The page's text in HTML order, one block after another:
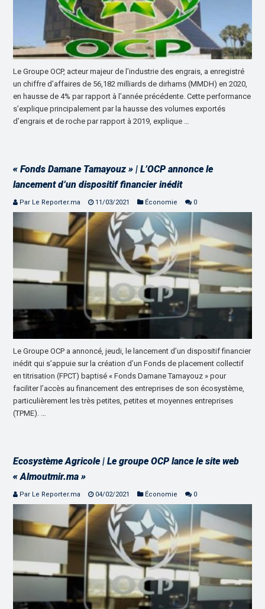
Le Groupe OCP, acteur majeur de l’industrie des engrais, a enregistré
un chiffre d’affaires de 56,182 milliards de dirhams (MMDH) en 2020,
en hausse de 4% par rapport à l’année précédente. Cette performance
s’explique principalement par la hausse des volumes exportés
d’engrais et de roche par rapport à 2019, explique …
« Fonds Damane Tamayouz » | L’OCP annonce le
lancement d’un dispositif financier inédit
Par Le Reporter.ma 11/03/2021 Économie 0
Le Groupe OCP a annoncé, jeudi, le lancement d’un dispositif financier
inédit qui s’appuie sur la création d’un Fonds de placement collectif
en titrisation (FPCT) baptisé « Fonds Damane Tamayouz » pour
faciliter l’accès au financement des entreprises de son écosystème,
particulièrement les très petites, petites et moyennes entreprises
(TPME). …
Ecosystème Agricole | Le groupe OCP lance le site web
« Almoutmir.ma »
Par Le Reporter.ma 04/02/2021 Économie 0